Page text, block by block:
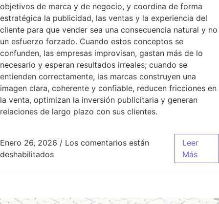
objetivos de marca y de negocio, y coordina de forma
estratégica la publicidad, las ventas y la experiencia del
cliente para que vender sea una consecuencia natural y no
un esfuerzo forzado. Cuando estos conceptos se
confunden, las empresas improvisan, gastan más de lo
necesario y esperan resultados irreales; cuando se
entienden correctamente, las marcas construyen una
imagen clara, coherente y confiable, reducen fricciones en
la venta, optimizan la inversión publicitaria y generan
relaciones de largo plazo con sus clientes.
Enero 26, 2026 / Los comentarios están
deshabilitadosen Evolución del Marketing
Leer
Más